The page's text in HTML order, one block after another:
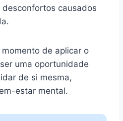
desconfortos causados
momento de aplicar o
uma oportunidade
de si mesma,
estar mental.